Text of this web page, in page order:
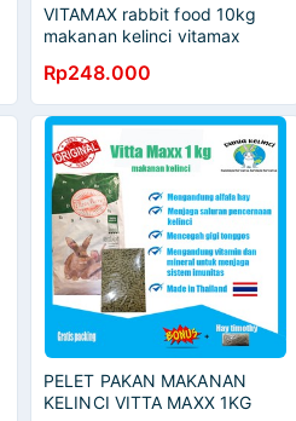
VITAMAX rabbit food 10kg
makanan kelinci vitamax
Rp248.000
PELET PAKAN MAKANAN
KELINCI VITTA MAXX 1KG